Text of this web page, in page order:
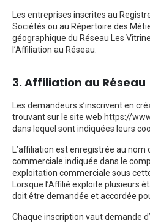
Les entreprises inscrites au
Sociétés ou au Répertoire des
géographique du Réseau Les
l’Affiliation au Réseau.
3. Affiliation au Réseau
Les demandeurs s’inscrivent en
trouvant sur le site web https://
dans lequel sont indiquées leurs
L’affiliation est enregistrée au nom
commerciale indiquée dans le
exploitation commerciale sous
Lorsque l’Affilié exploite plusieurs
doit être demandée et accordée
Chaque inscription vaut demande